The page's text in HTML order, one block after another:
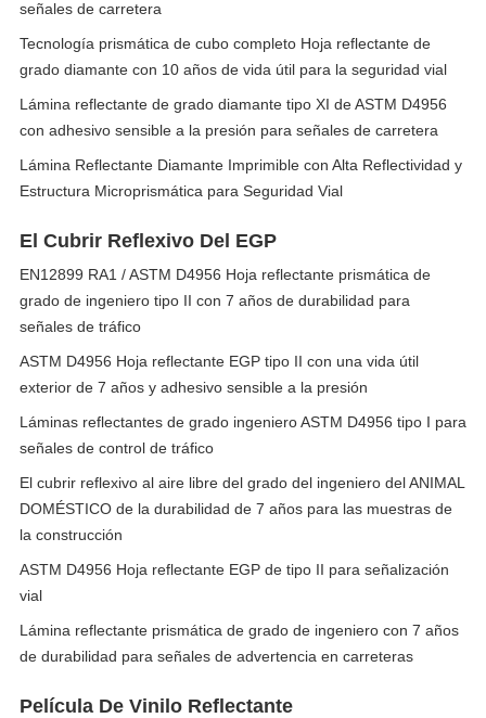
señales de carretera
Tecnología prismática de cubo completo Hoja reflectante de
grado diamante con 10 años de vida útil para la seguridad vial
Lámina reflectante de grado diamante tipo XI de ASTM D4956
con adhesivo sensible a la presión para señales de carretera
Lámina Reflectante Diamante Imprimible con Alta Reflectividad y
Estructura Microprismática para Seguridad Vial
El Cubrir Reflexivo Del EGP
EN12899 RA1 / ASTM D4956 Hoja reflectante prismática de
grado de ingeniero tipo II con 7 años de durabilidad para
señales de tráfico
ASTM D4956 Hoja reflectante EGP tipo II con una vida útil
exterior de 7 años y adhesivo sensible a la presión
Láminas reflectantes de grado ingeniero ASTM D4956 tipo I para
señales de control de tráfico
El cubrir reflexivo al aire libre del grado del ingeniero del ANIMAL
DOMÉSTICO de la durabilidad de 7 años para las muestras de
la construcción
ASTM D4956 Hoja reflectante EGP de tipo II para señalización
vial
Lámina reflectante prismática de grado de ingeniero con 7 años
de durabilidad para señales de advertencia en carreteras
Película De Vinilo Reflectante